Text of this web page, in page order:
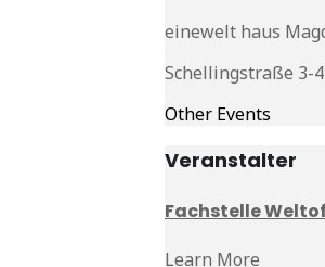
einewelt haus
Schellingstraße 3-4
Other Events
Veranstalter
Fachstelle
Learn More